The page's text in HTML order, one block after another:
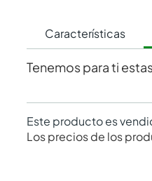
Características
Tenemos para ti
Este producto es
Los precios de los